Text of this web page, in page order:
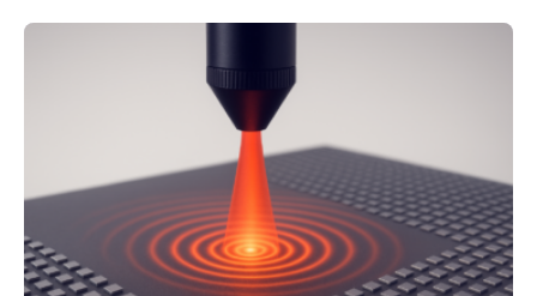
Nichtmetallen vorkommt und insbesondere für
Sensorik und Elektrotechnik von Interesse ist. Über ihre
Erkenntnisse berichten die Forschenden im Journal of
the American Chemical Society. —What for?
Materialien, die gleichzeitig Strom leiten und Licht
beeinflussen können, sind für viele moderne
Technologien…